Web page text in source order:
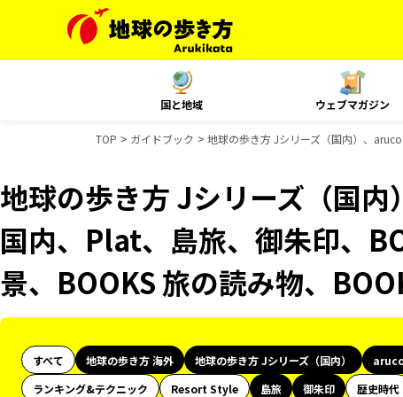
国と地域 ウェブマガジン
TOP ガイドブック 地球の歩き方 Jシリーズ（国内）、
地球の歩き方 Jシリーズ（国
国内、Plat、島旅、御朱印、
景、BOOKS 旅の読み物、
すべて 地球の歩き方 海外 地球の歩き方 Jシリーズ（国内）
ランキング&テクニック
Resort Style 島旅 御朱印 歴史時代